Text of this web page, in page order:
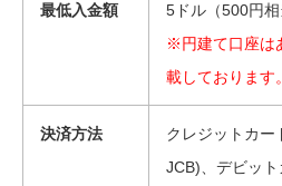
最低入金額
5ドル（500円相
※円建て口座は
載しております。
決済方法
クレジットカー
JCB)、デビッ